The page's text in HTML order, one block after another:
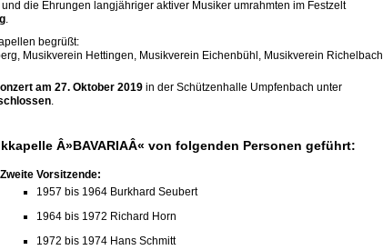
die Ehrungen langjähriger aktiver Musiker umrahmten im Festzelt
begrüßt:
Musikverein Hettingen, Musikverein Eichenbühl, Musikverein Richelbach.
am 27. Oktober 2019 in der Schützenhalle Umpfenbach unter
Â»BAVARIAÂ« von folgenden Personen geführt:
Zweite Vorsitzende:
1957 bis 1964 Burkhard Seubert
1964 bis 1972 Richard Horn
1972 bis 1974 Hans Schmitt